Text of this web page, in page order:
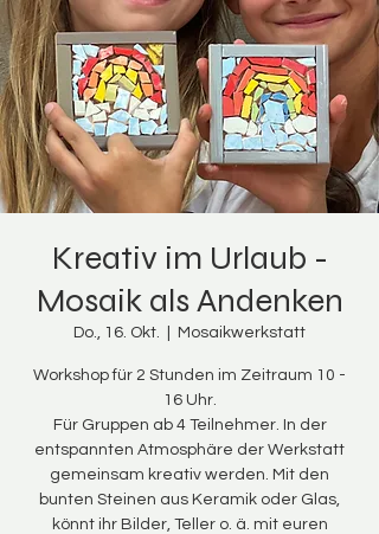
Kreativ im Urlaub -
Mosaik als Andenken
Do., 16. Okt. Mosaikwerkstatt
Workshop für 2 Stunden im Zeitraum 10 -
16 Uhr.
Für Gruppen ab 4 Teilnehmer. In der
entspannten Atmosphäre der Werkstatt
gemeinsam kreativ werden. Mit den
bunten Steinen aus Keramik oder Glas,
könnt ihr Bilder, Teller o. ä. mit euren